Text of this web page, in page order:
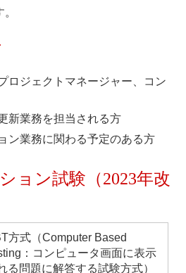
ロジェクトマネージャー、コン
新業務を担当される方
ン業務に関わる予定のある方
ョン試験（2023年改
方式（Computer Based
：コンピュータ画面に表示
る問題に解答する試験方式）